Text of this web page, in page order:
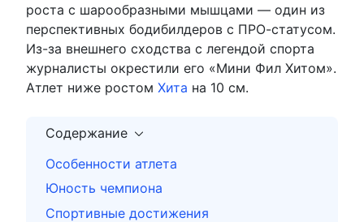
роста с шарообразными мышцами — один из
перспективных бодибилдеров с ПРО-статусом.
Из-за внешнего сходства с легендой спорта
журналисты окрестили его «Мини Фил Хитом».
Атлет ниже ростом Хита на 10 см.
Содержание
Особенности атлета
Юность чемпиона
Спортивные достижения